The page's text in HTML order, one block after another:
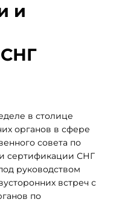
и
СНГ
в столице
органов в сфере
совета по
сертификации СНГ
руководством
встреч с
по